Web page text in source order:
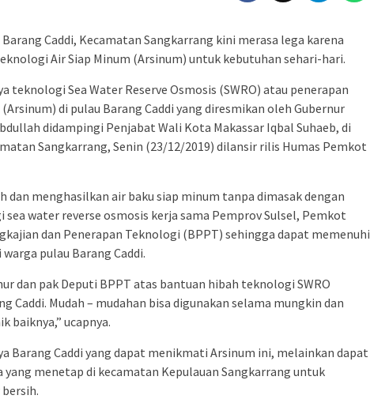
Caddi, Kecamatan Sangkarrang kini merasa lega karena
Air Siap Minum (Arsinum) untuk kebutuhan sehari-hari.
teknologi Sea Water Reserve Osmosis (SWRO) atau penerapan
di pulau Barang Caddi yang diresmikan oleh Gubernur
didampingi Penjabat Wali Kota Makassar Iqbal Suhaeb, di
Sangkarrang, Senin (23/12/2019) dilansir rilis Humas Pemkot
menghasilkan air baku siap minum tanpa dimasak dengan
water reverse osmosis kerja sama Pemprov Sulsel, Pemkot
dan Penerapan Teknologi (BPPT) sehingga dapat memenuhi
pulau Barang Caddi.
dan pak Deputi BPPT atas bantuan hibah teknologi SWRO
Caddi. Mudah – mudahan bisa digunakan selama mungkin dan
baiknya,” ucapnya.
Barang Caddi yang dapat menikmati Arsinum ini, melainkan dapat
menetap di kecamatan Kepulauan Sangkarrang untuk